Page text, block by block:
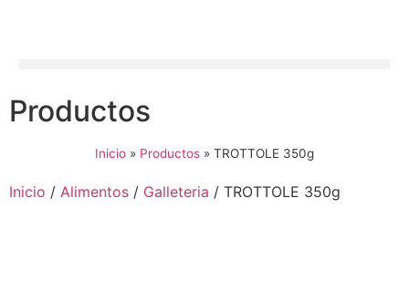
Productos
Inicio » Productos » TROTTOLE 350g
Inicio / Alimentos / Galleteria / TROTTOLE 350g